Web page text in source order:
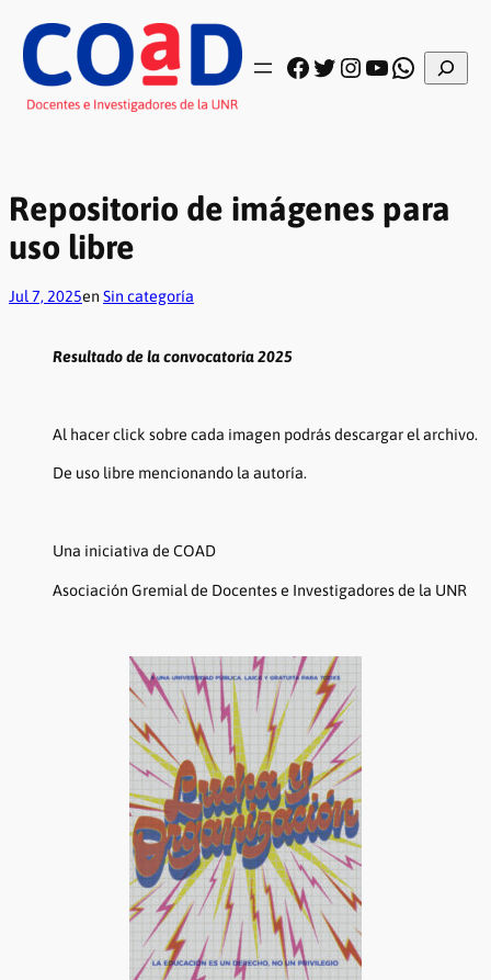
contenido
Facebook
Twitter
Instagram
YouTube
Buscar
Repositorio de imágenes para
uso libre
Jul 7, 2025en Sin categoría
Resultado de la convocatoria 2025
Al hacer click sobre cada imagen podrás descargar el archivo.
De uso libre mencionando la autoría.
Una iniciativa de COAD
Asociación Gremial de Docentes e Investigadores de la UNR